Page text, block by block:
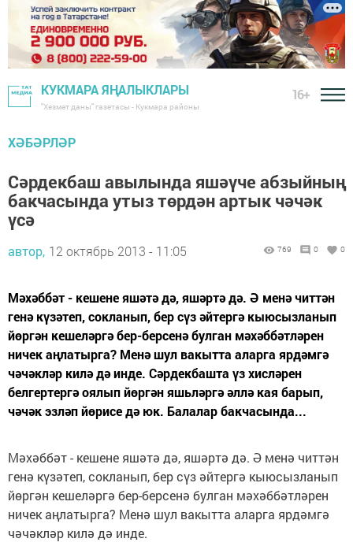
КУКМАРА ЯҢАЛЫКЛАРЫ
"Хезмәт даны" газетасы - Кукмара районы
16+
ХӘБӘРЛӘР
Сәрдекбаш авылында яшәүче абзыйның
бакчасында утыз төрдән артык чәчәк
үсә
автор, 12 октябрь 2013 - 11:05 769 0 0
Мәхәббәт - кешене яшәтә дә, яшәртә дә. Ә менә читтән
генә күзәтеп, сокланып, бер сүз әйтергә кыюсызланып
йөргән кешеләргә бер-берсенә булган мәхәббәтләрен
ничек аңлатырга? Менә шул вакытта аларга ярдәмгә
чәчәкләр килә дә инде. Сәрдекбашта үз хисләрен
белгертергә оялып йөргән яшьләргә әллә кая барып,
чәчәк эзләп йөрисе дә юк. Балалар бакчасында...
Мәхәббәт - кешене яшәтә дә, яшәртә дә. Ә менә читтән
генә күзәтеп, сокланып, бер сүз әйтергә кыюсызланып
йөргән кешеләргә бер-берсенә булган мәхәббәтләрен
ничек аңлатырга? Менә шул вакытта аларга ярдәмгә
чәчәкләр килә дә инде.